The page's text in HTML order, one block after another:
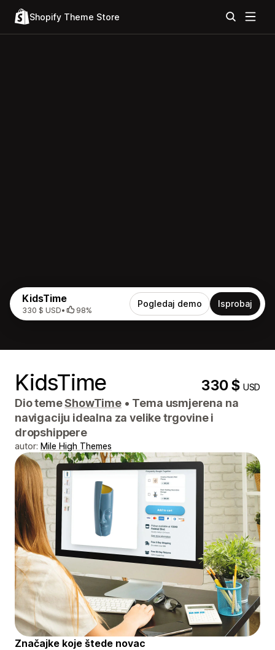
Shopify Theme Store
KidsTime
330 $ USD• 98%
Pogledaj demo Isprobaj
KidsTime 330 $USD
Dio temeShowTime • Tema usmjerena na
navigaciju idealna za velike trgovine i
dropshippere
autor: Mile High Themes
Značajke koje štede novac